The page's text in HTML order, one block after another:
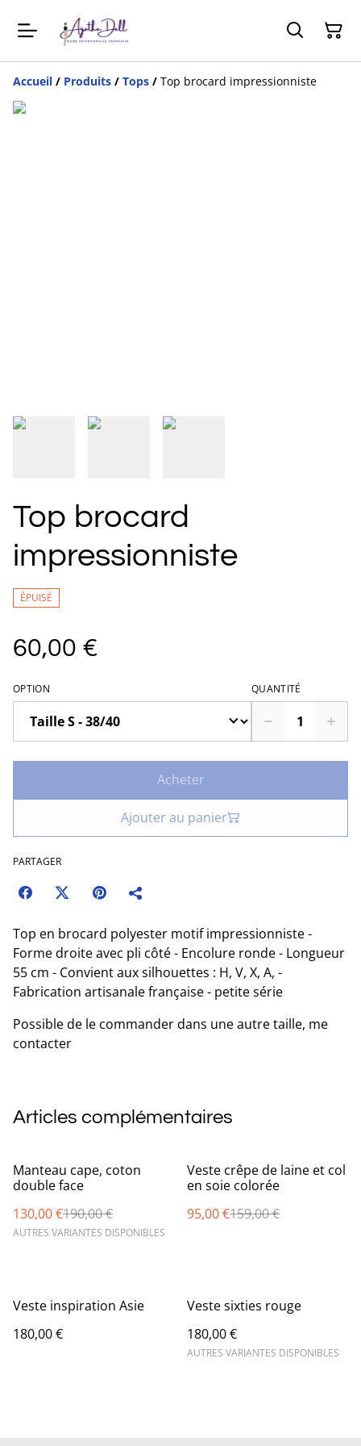
Accueil / Produits / Tops / Top brocard impressionniste
Top brocard
impressionniste
ÉPUISÉ
60,00 €
OPTION QUANTITÉ
Acheter
Ajouter au panier
PARTAGER
Top en brocard polyester motif impressionniste -
Forme droite avec pli côté - Encolure ronde - Longueur
55 cm - Convient aux silhouettes : H, V, X, A, -
Fabrication artisanale française - petite série
Possible de le commander dans une autre taille, me
contacter
Articles complémentaires
%
Manteau cape, coton
double face
130,00 €190,00 €
AUTRES VARIANTES DISPONIBLES
%
Veste crêpe de laine et col
en soie colorée
95,00 €159,00 €
Veste inspiration Asie
180,00 €
Veste sixties rouge
180,00 €
AUTRES VARIANTES DISPONIBLES